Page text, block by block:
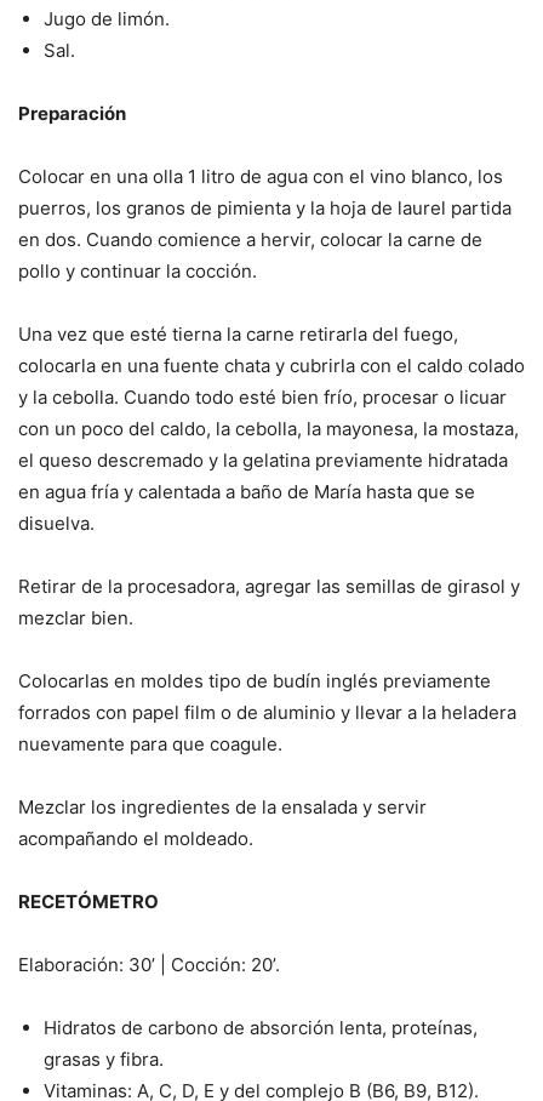
Jugo de limón.
Sal.
Preparación
Colocar en una olla 1 litro de agua con el vino blanco, los
puerros, los granos de pimienta y la hoja de laurel partida
en dos. Cuando comience a hervir, colocar la carne de
pollo y continuar la cocción.
Una vez que esté tierna la carne retirarla del fuego,
colocarla en una fuente chata y cubrirla con el caldo colado
y la cebolla. Cuando todo esté bien frío, procesar o licuar
con un poco del caldo, la cebolla, la mayonesa, la mostaza,
el queso descremado y la gelatina previamente hidratada
en agua fría y calentada a baño de María hasta que se
disuelva.
Retirar de la procesadora, agregar las semillas de girasol y
mezclar bien.
Colocarlas en moldes tipo de budín inglés previamente
forrados con papel film o de aluminio y llevar a la heladera
nuevamente para que coagule.
Mezclar los ingredientes de la ensalada y servir
acompañando el moldeado.
RECETÓMETRO
Elaboración: 30’ | Cocción: 20’.
Hidratos de carbono de absorción lenta, proteínas,
grasas y fibra.
Vitaminas: A, C, D, E y del complejo B (B6, B9, B12).